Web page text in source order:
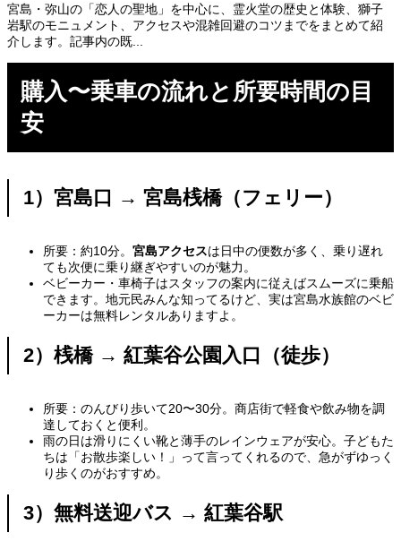
宮島・弥山の「恋人の聖地」を中心に、霊火堂の歴史と体験、獅子
岩駅のモニュメント、アクセスや混雑回避のコツまでをまとめて紹
介します。記事内の既...
購入〜乗車の流れと所要時間の目
安
1）宮島口 → 宮島桟橋（フェリー）
所要：約10分。 宮島アクセスは日中の便数が多く、乗り遅れ
ても次便に乗り継ぎやすいのが魅力。
ベビーカー・車椅子はスタッフの案内に従えばスムーズに乗船
できます。地元民みんな知ってるけど、実は宮島水族館のベビ
ーカーは無料レンタルありますよ。
2）桟橋 → 紅葉谷公園入口（徒歩）
所要：のんびり歩いて20〜30分。商店街で軽食や飲み物を調
達しておくと便利。
雨の日は滑りにくい靴と薄手のレインウェアが安心。子どもた
ちは「お散歩楽しい！」って言ってくれるので、急がずゆっく
り歩くのがおすすめ。
3）無料送迎バス → 紅葉谷駅